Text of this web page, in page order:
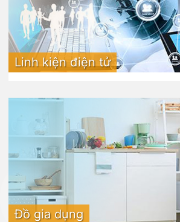
Linh kiện điện tử
Đồ gia dụng